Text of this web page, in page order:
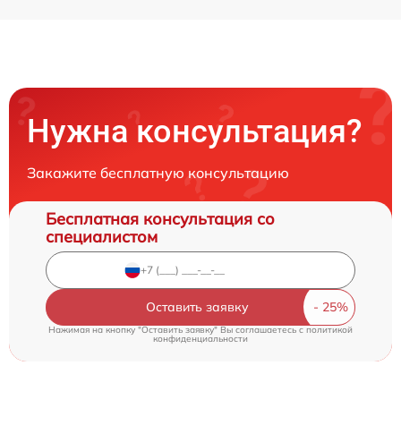
Нужна консультация?
Закажите бесплатную консультацию
Бесплатная консультация со
специалистом
Оставить заявку
Нажимая на кнопку "Оставить заявку" Вы соглашаетесь cполитикой
конфиденциальности